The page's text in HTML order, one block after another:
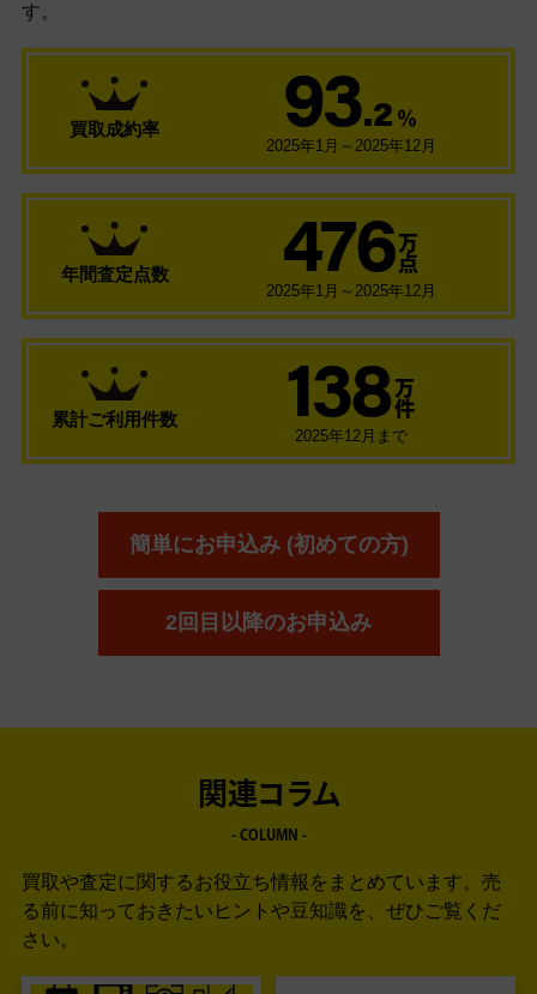
す。
買取成約率 93.2 ％
2025年1月～2025年12月
年間査定点数 476 万
点
2025年1月～2025年12月
累計ご利用件数 138 万
件
2025年12月まで
簡単にお申込み (初めての方)
2回目以降のお申込み
関連コラム
- COLUMN -
買取や査定に関するお役立ち情報をまとめています。 売
る前に知っておきたいヒントや豆知識を、ぜひご覧くだ
さい。